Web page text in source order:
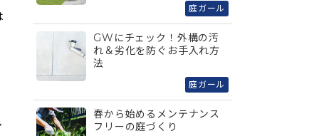
庭ガール
GWにチェック！外構の汚
れ＆劣化を防ぐお手入れ方
法
庭ガール
春から始めるメンテナンス
フリーの庭づくり